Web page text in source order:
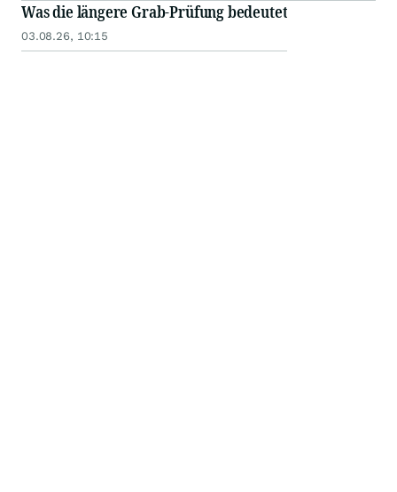
Was die längere Grab-Prüfung bedeutet
03.08.26, 10:15